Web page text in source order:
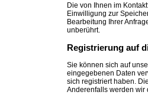
Die von Ihnen im
Einwilligung zur
Bearbeitung Ihrer
unberührt.
Registrierung auf
Sie können sich auf
eingegebenen Daten
sich registriert haben.
Anderenfalls werden